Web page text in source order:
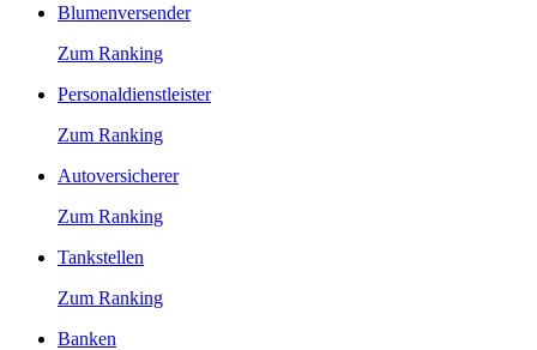
Blumenversender
Zum Ranking
Personaldienstleister
Zum Ranking
Autoversicherer
Zum Ranking
Tankstellen
Zum Ranking
Banken